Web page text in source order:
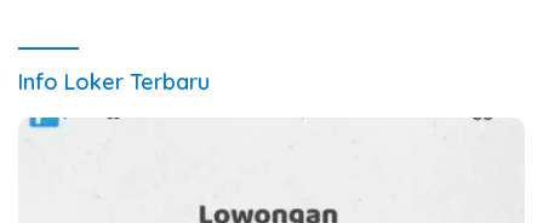
Info Loker Terbaru